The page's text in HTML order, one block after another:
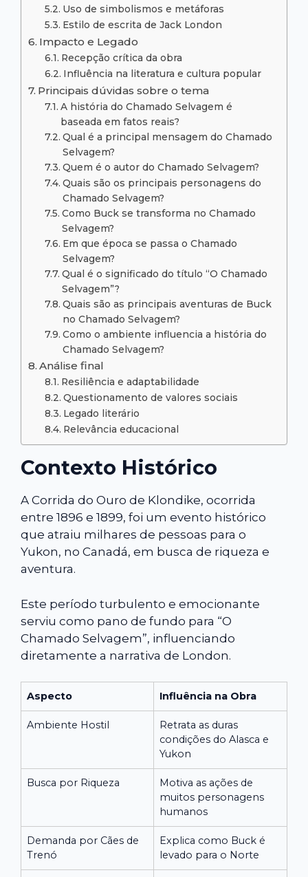
Uso de simbolismos e metáforas
Estilo de escrita de Jack London
Impacto e Legado
Recepção crítica da obra
Influência na literatura e cultura popular
Principais dúvidas sobre o tema
A história do Chamado Selvagem é
baseada em fatos reais?
Qual é a principal mensagem do Chamado
Selvagem?
Quem é o autor do Chamado Selvagem?
Quais são os principais personagens do
Chamado Selvagem?
Como Buck se transforma no Chamado
Selvagem?
Em que época se passa o Chamado
Selvagem?
Qual é o significado do título “O Chamado
Selvagem”?
Quais são as principais aventuras de Buck
no Chamado Selvagem?
Como o ambiente influencia a história do
Chamado Selvagem?
Análise final
Resiliência e adaptabilidade
Questionamento de valores sociais
Legado literário
Relevância educacional
Contexto Histórico
A Corrida do Ouro de Klondike, ocorrida
entre 1896 e 1899, foi um evento histórico
que atraiu milhares de pessoas para o
Yukon, no Canadá, em busca de riqueza e
aventura.
Este período turbulento e emocionante
serviu como pano de fundo para “O
Chamado Selvagem”, influenciando
diretamente a narrativa de London.
Aspecto Influência na Obra
Ambiente Hostil
Retrata as duras
condições do Alasca e
Yukon
Busca por Riqueza
Motiva as ações de
muitos personagens
humanos
Demanda por Cães de
Trenó
Explica como Buck é
levado para o Norte